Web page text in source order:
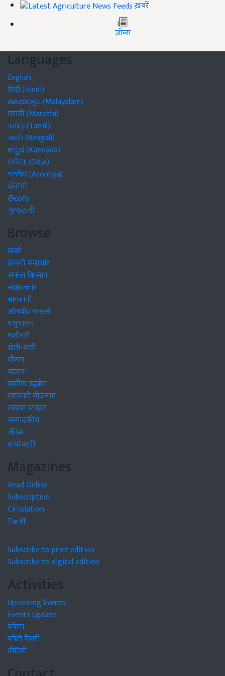
ख़बरें
जॉब्स
Languages
English
हिंदी (Hindi)
മലയാളം (Malayalam)
मराठी (Marathi)
தமிழ் (Tamil)
বাঙালি (Bengali)
ಕನ್ನಡ (Kannada)
ଓଡିଆ (Odia)
অসমীয়া (Asomiya)
ਪੰਜਾਬੀ
తెలుగు
ગુજરાતી
Browse
खबरें
कंपनी समाचार
सफल किसान
साक्षात्कार
बागवानी
औषधीय फसलें
पशुपालन
मशीनरी
खेती-बाड़ी
मौसम
बाजार
ग्रामीण उद्द्योग
सरकारी योजनाएं
लाइफ स्टाइल
सम्पादकीय
जॉब्स
डायरेक्टरी
Magazines
Read Online
Subscription
Circulation
Tariff
Subscribe to print edition
Subscribe to digital edition
Activities
Upcoming Events
Events Update
फोरम
फोटो गैलरी
वीडियो